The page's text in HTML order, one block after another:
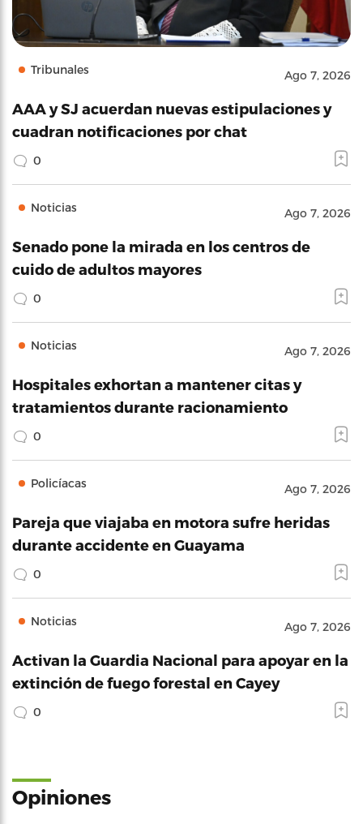
Tribunales Ago 7, 2026
AAA y SJ acuerdan nuevas estipulaciones y
cuadran notificaciones por chat
0
Noticias Ago 7, 2026
Senado pone la mirada en los centros de
cuido de adultos mayores
0
Noticias Ago 7, 2026
Hospitales exhortan a mantener citas y
tratamientos durante racionamiento
0
Policíacas Ago 7, 2026
Pareja que viajaba en motora sufre heridas
durante accidente en Guayama
0
Noticias Ago 7, 2026
Activan la Guardia Nacional para apoyar en la
extinción de fuego forestal en Cayey
0
Opiniones